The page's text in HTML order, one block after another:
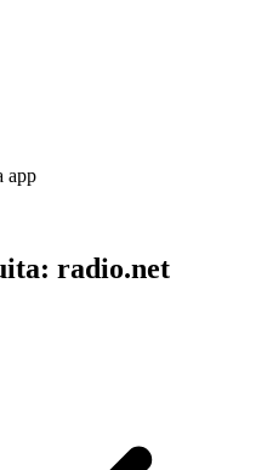
app
radio.net